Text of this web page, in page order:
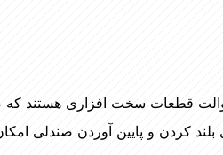
قطعات سخت افزاری هستند که
کردن و پایین آوردن صندلی